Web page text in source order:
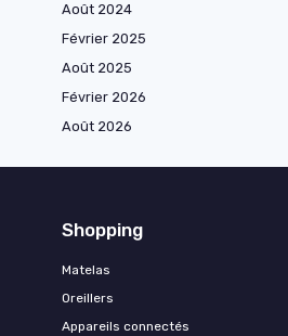
Août 2024
Février 2025
Août 2025
Février 2026
Août 2026
Shopping
Matelas
Oreillers
Appareils connectés